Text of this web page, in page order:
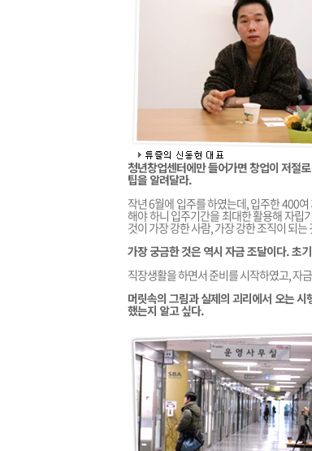
청년창업센터에만 들어가면 창업이 저절
팁을 알려달라.
작년 6월에 입주를 하였는데, 입주한 400
해야 하니 입주기간을 최대한 활용해 자립
것이 가장 강한 사람, 가장 강한 조직이 되는
가장 궁금한 것은 역시 자금 조달이다. 초
직장생활을 하면서 준비를 시작하였고, 자
머릿속의 그림과 실제의 괴리에서 오는
했는지 알고 싶다.